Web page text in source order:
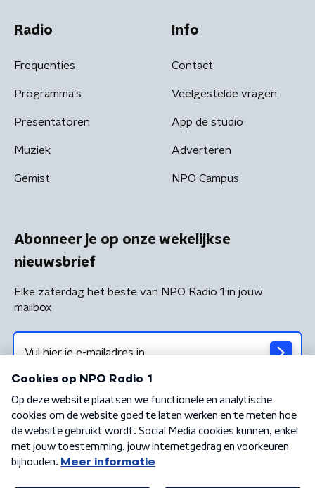
Radio
Frequenties
Programma's
Presentatoren
Muziek
Gemist
Info
Contact
Veelgestelde vragen
App de studio
Adverteren
NPO Campus
Abonneer je op onze wekelijkse
nieuwsbrief
Elke zaterdag het beste van NPO Radio 1 in jouw
mailbox
Algemene voorwaarden